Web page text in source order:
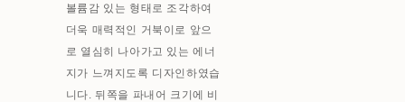
볼륨감 있는 형태로 조각하여
더욱 매력적인 거북이로 앞으
로 열심히 나아가고 있는 에너
지가 느껴지도록 디자인하였습
니다. 뒤쪽을 파내어 크기에 비